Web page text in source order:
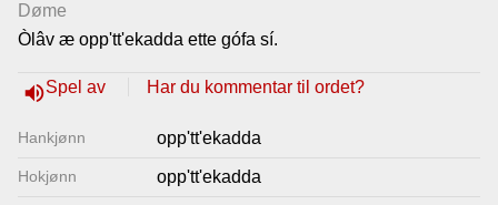
Døme
Òlâv æ opp'tt'ekadda ette gófa sí.
volume_upSpel av Har du kommentar til ordet?
Hankjønn opp'tt'ekadda
Hokjønn opp'tt'ekadda
Gjestebok
Nyhende
Lenkjer